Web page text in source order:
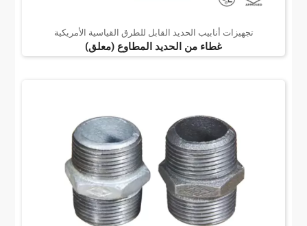
تجهيزات أنابيب الحديد القابل للطرق القياسية الأمريكية
غطاء من الحديد المطاوع (معلق)